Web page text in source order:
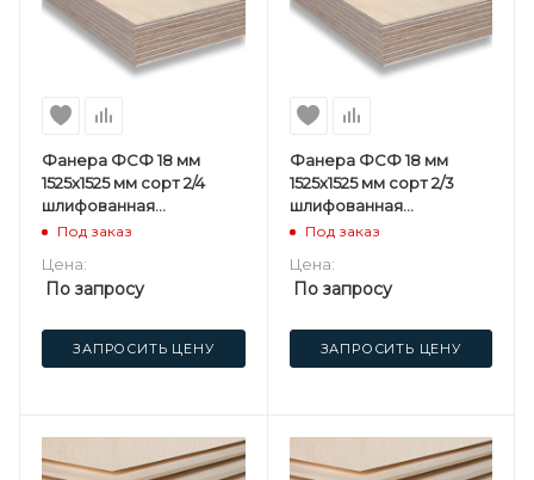
Фанера ФСФ 18 мм
1525х1525 мм сорт 2/4
шлифованная
березовая
Под заказ
Цена:
По запросу
ЗАПРОСИТЬ ЦЕНУ
Фанера ФСФ 18 мм
1525х1525 мм сорт 2/3
шлифованная
березовая
Под заказ
Цена:
По запросу
ЗАПРОСИТЬ ЦЕНУ